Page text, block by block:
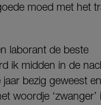
moed met het
laborant de beste
ik midden in de
bezig geweest
woordje ‘zwanger’